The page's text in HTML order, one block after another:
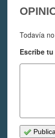
Todavía
Escribe